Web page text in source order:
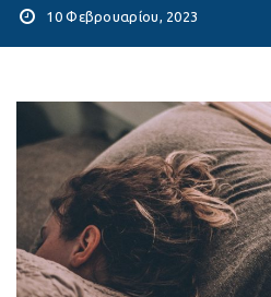
10 Φεβρουαρίου, 2023